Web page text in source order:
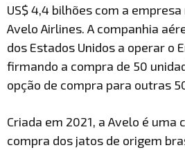
US$ 4,4 bilhões com a
Avelo Airlines. A companhia
dos Estados Unidos a operar o
firmando a compra de 50
opção de compra para outras
Criada em 2021, a Avelo é uma
compra dos jatos de origem